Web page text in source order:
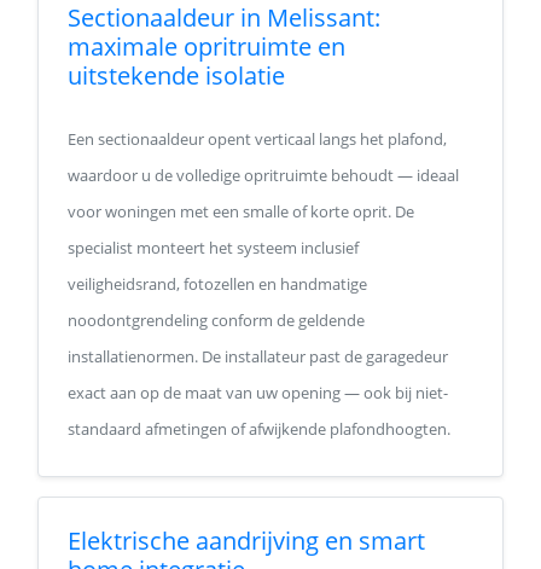
Sectionaaldeur in Melissant:
maximale opritruimte en
uitstekende isolatie
Een sectionaaldeur opent verticaal langs het plafond,
waardoor u de volledige opritruimte behoudt — ideaal
voor woningen met een smalle of korte oprit. De
specialist monteert het systeem inclusief
veiligheidsrand, fotozellen en handmatige
noodontgrendeling conform de geldende
installatienormen. De installateur past de garagedeur
exact aan op de maat van uw opening — ook bij niet-
standaard afmetingen of afwijkende plafondhoogten.
Elektrische aandrijving en smart